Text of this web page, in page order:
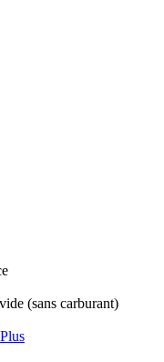
(sans carburant)